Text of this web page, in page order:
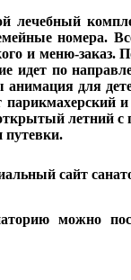
лечебный
номера.
и меню-
идет по
анимация для
летний
путевки.
сайт
можно